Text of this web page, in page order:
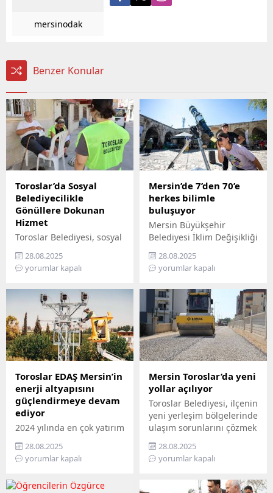
mersinodak
Benzer Konular
Toroslar’da Sosyal
Belediyecilikle
Gönüllere Dokunan
Hizmet
Toroslar Belediyesi, sosyal
belediyecilik anlayışıyla
vatandaşların gönüllerine
dokunmaya devam ediyor.
vatandaşlar, özel
gereksinimli bireyler ile
gazi ve şehit aileleri,
belediyenin şefkatli elini
her zaman yanlarında
hissediyor. Belediye Sosyal
Destek Hizmetleri
Müdürlüğü’ne bağlı Şehit
ve Gazi Şefliği ile Yaşlı ve
Engelli Şefliği, belli
periyotlarla ev ziyaretleri
gerçekleştiriyor....
28.08.2025
yorumlar kapalı
Mersin’de 7’den 70’e
herkes bilimle
buluşuyor
Mersin Büyükşehir
Belediyesi İklim Değişikliği
ve Sıfır Atık Dairesi
Başkanlığı, Mercan 100.
Yıl İklim ve Çevre Bilim
edemeyenler için bilimi
yurttaşın ayağına
götürüyor. ‘Gökyüzü
Hepimizin, Bilim Her
Yerde’ sloganıyla yola
çıkan Büyükşehir,
Mersin’in ilçelerini tek tek
gezerek 7’den 70’e herkesi
bilimle buluşturuyor.
Bilimi, hayatın her
alanında yaygınlaştırmayı
amaçlayan...
28.08.2025
yorumlar kapalı
Toroslar EDAŞ Mersin’in
enerji altyapısını
güçlendirmeye devam
ediyor
2024 yılında en çok yatırım
şirketinden biri olan
Toroslar EDAŞ, 2025 yılının
stratejik liman
28.08.2025
yorumlar kapalı
Mersin Toroslar’da yeni
yollar açılıyor
Toroslar Belediyesi, ilçenin
yeni yerleşim bölgelerinde
ulaşım sorunlarını çözmek
kaplama asfalt
çalışmalarıyla
28.08.2025
yorumlar kapalı